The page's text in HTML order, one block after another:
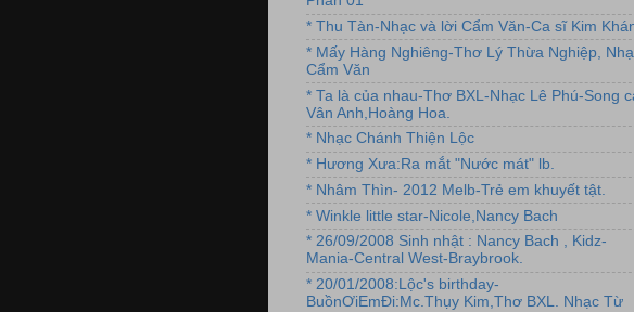
* Thu Tàn-Nhạc và lời Cẩm Văn-Ca sĩ Kim
* Mấy Hàng Nghiêng-Thơ Lý Thừa Nghiệp,
Cẩm Văn
* Ta là của nhau-Thơ BXL-Nhạc Lê Phú-Song
Vân Anh,Hoàng Hoa.
* Nhạc Chánh Thiện Lộc
* Hương Xưa:Ra mắt "Nước mát" lb.
* Nhâm Thìn- 2012 Melb-Trẻ em khuyết tật.
* Winkle little star-Nicole,Nancy Bach
* 26/09/2008 Sinh nhật : Nancy Bach , Kidz-
Mania-Central West-Braybrook.
* 20/01/2008:Lộc's birthday-
BuồnƠiEmĐi:Mc.Thụy Kim,Thơ BXL. Nhạc Từ